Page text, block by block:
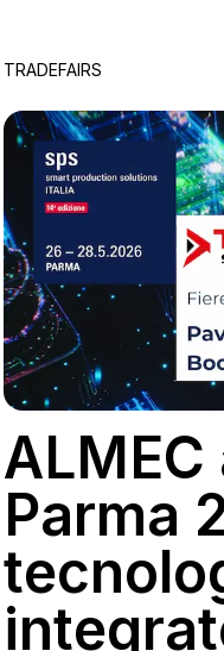
TRADEFAIRS
ALMEC
Parma